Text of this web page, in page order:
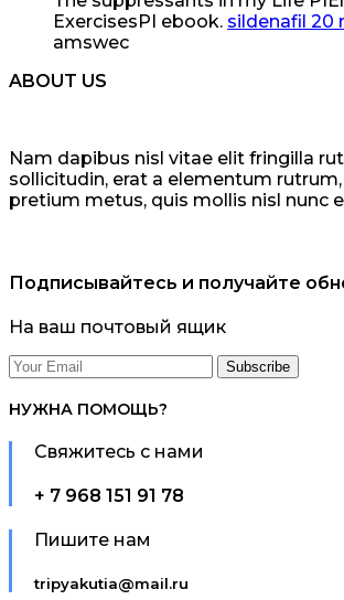
ExercisesРІ ebook. sildenafil 20
amswec
ABOUT US
Nam dapibus nisl vitae elit fringilla
sollicitudin, erat a elementum
pretium metus, quis mollis nisl nunc
Подписывайтесь и получайте
На ваш почтовый ящик
НУЖНА ПОМОЩЬ?
Свяжитесь с нами
+ 7 968 151 91 78
Пишите нам
tripyakutia@mail.ru